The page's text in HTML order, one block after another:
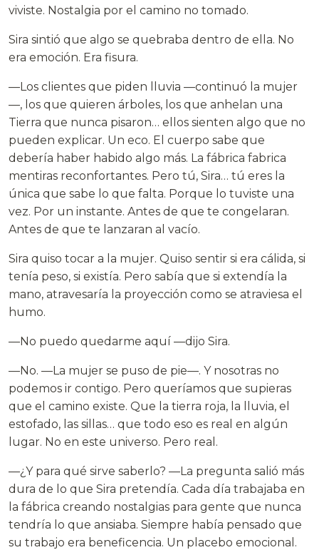
viviste. Nostalgia por el camino no tomado.
Sira sintió que algo se quebraba dentro de ella. No
era emoción. Era fisura.
—Los clientes que piden lluvia —continuó la mujer
—, los que quieren árboles, los que anhelan una
Tierra que nunca pisaron… ellos sienten algo que no
pueden explicar. Un eco. El cuerpo sabe que
debería haber habido algo más. La fábrica fabrica
mentiras reconfortantes. Pero tú, Sira… tú eres la
única que sabe lo que falta. Porque lo tuviste una
vez. Por un instante. Antes de que te congelaran.
Antes de que te lanzaran al vacío.
Sira quiso tocar a la mujer. Quiso sentir si era cálida, si
tenía peso, si existía. Pero sabía que si extendía la
mano, atravesaría la proyección como se atraviesa el
humo.
—No puedo quedarme aquí —dijo Sira.
—No. —La mujer se puso de pie—. Y nosotras no
podemos ir contigo. Pero queríamos que supieras
que el camino existe. Que la tierra roja, la lluvia, el
estofado, las sillas… que todo eso es real en algún
lugar. No en este universo. Pero real.
—¿Y para qué sirve saberlo? —La pregunta salió más
dura de lo que Sira pretendía. Cada día trabajaba en
la fábrica creando nostalgias para gente que nunca
tendría lo que ansiaba. Siempre había pensado que
su trabajo era beneficencia. Un placebo emocional.